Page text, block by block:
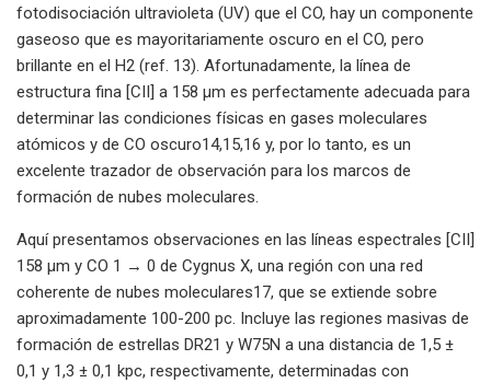
fotodisociación ultravioleta (UV) que el CO, hay un componente
gaseoso que es mayoritariamente oscuro en el CO, pero
brillante en el H2 (ref. 13). Afortunadamente, la línea de
estructura fina [CII] a 158 μm es perfectamente adecuada para
determinar las condiciones físicas en gases moleculares
atómicos y de CO oscuro14,15,16 y, por lo tanto, es un
excelente trazador de observación para los marcos de
formación de nubes moleculares.
Aquí presentamos observaciones en las líneas espectrales [CII]
158 μm y CO 1 → 0 de Cygnus X, una región con una red
coherente de nubes moleculares17, que se extiende sobre
aproximadamente 100-200 pc. Incluye las regiones masivas de
formación de estrellas DR21 y W75N a una distancia de 1,5 ±
0,1 y 1,3 ± 0,1 kpc, respectivamente, determinadas con